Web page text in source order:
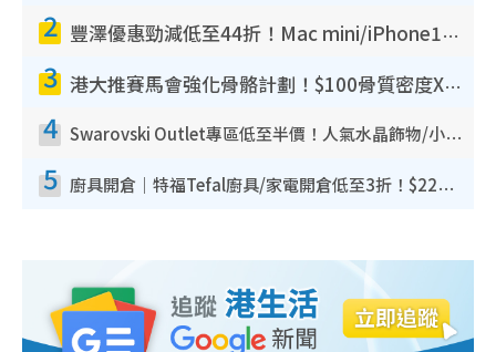
2 豐澤優惠勁減低至44折！Mac mini/iPhone17Pro大減價！廚房家電$220起
3 港大推賽馬會強化骨骼計劃！$100骨質密度X光檢查 完成免費運動訓練送超市禮券！附參加資格
4 Swarovski Outlet專區低至半價！人氣水晶飾物/小擺設$138起！迪士尼款/水晶高跟鞋都有平
5 廚具開倉｜特福Tefal廚具/家電開倉低至3折！$220起買平底鍋/炒鑊/湯煲！電飯煲/吸塵機/燙斗$418起